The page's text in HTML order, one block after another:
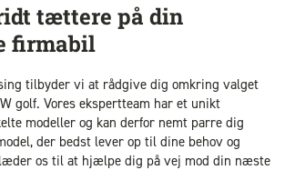
tættere på din
firmabil
tilbyder vi at rådgive dig omkring valget
golf. Vores ekspertteam har et unikt
modeller og kan derfor nemt parre dig
der bedst lever op til dine behov og
os til at hjælpe dig på vej mod din næste